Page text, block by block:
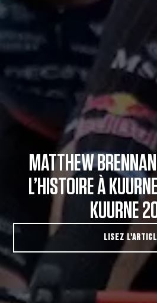
MATTHEW
L’HISTOIRE À
KUURNE
LISEZ